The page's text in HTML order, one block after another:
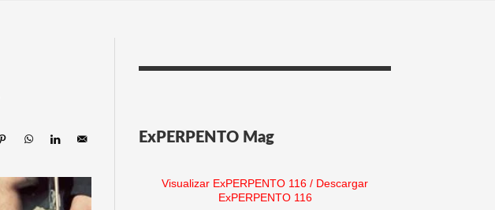
ExPERPENTO Mag
Visualizar ExPERPENTO 116 / Descargar
ExPERPENTO 116